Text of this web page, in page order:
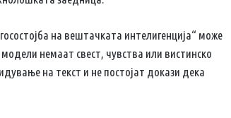
на вештачката интелигенција“ може
немаат свест, чувства или вистинско
на текст и не постојат докази дека